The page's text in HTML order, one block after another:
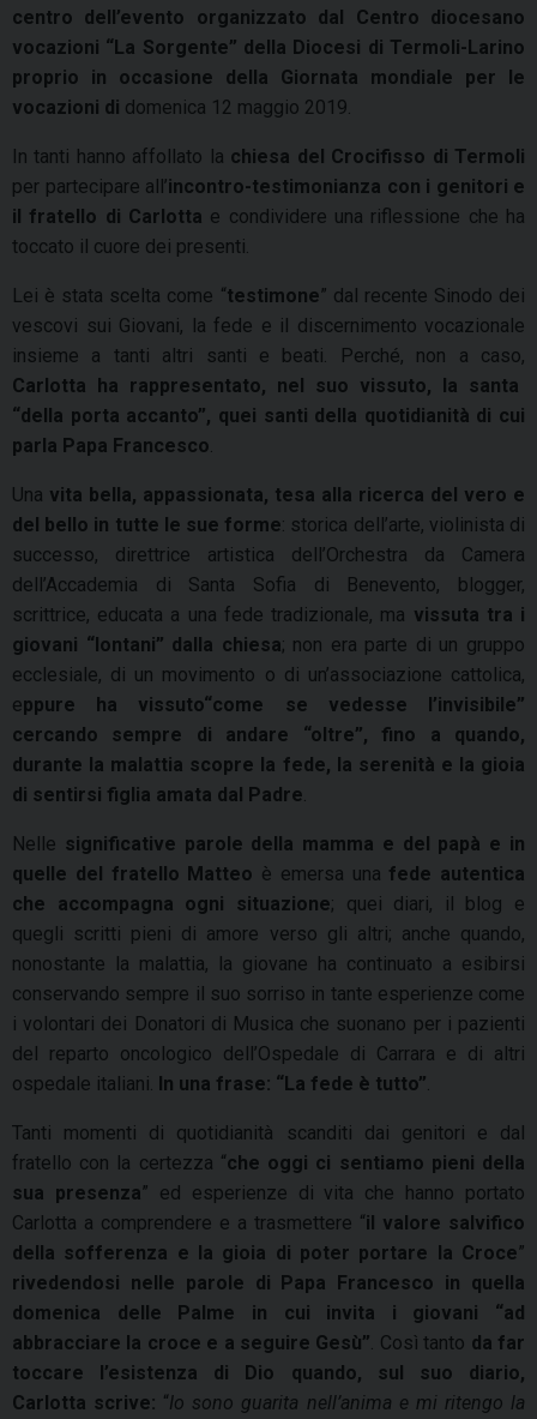
centro dell’evento organizzato dal Centro diocesano
vocazioni “La Sorgente” della Diocesi di Termoli-Larino
proprio in occasione della Giornata mondiale per le
vocazioni di domenica 12 maggio 2019.
In tanti hanno affollato la chiesa del Crocifisso di Termoli
per partecipare all’incontro-testimonianza con i genitori e
il fratello di Carlotta e condividere una riflessione che ha
toccato il cuore dei presenti.
Lei è stata scelta come “testimone” dal recente Sinodo dei
vescovi sui Giovani, la fede e il discernimento vocazionale
insieme a tanti altri santi e beati. Perché, non a caso,
Carlotta ha rappresentato, nel suo vissuto, la santa
“della porta accanto”, quei santi della quotidianità di cui
parla Papa Francesco.
Una vita bella, appassionata, tesa alla ricerca del vero e
del bello in tutte le sue forme: storica dell’arte, violinista di
successo, direttrice artistica dell’Orchestra da Camera
dell’Accademia di Santa Sofia di Benevento, blogger,
scrittrice, educata a una fede tradizionale, ma vissuta tra i
giovani “lontani” dalla chiesa; non era parte di un gruppo
ecclesiale, di un movimento o di un’associazione cattolica,
eppure ha vissuto“come se vedesse l’invisibile”
cercando sempre di andare “oltre”, fino a quando,
durante la malattia scopre la fede, la serenità e la gioia
di sentirsi figlia amata dal Padre.
Nelle significative parole della mamma e del papà e in
quelle del fratello Matteo è emersa una fede autentica
che accompagna ogni situazione; quei diari, il blog e
quegli scritti pieni di amore verso gli altri; anche quando,
nonostante la malattia, la giovane ha continuato a esibirsi
conservando sempre il suo sorriso in tante esperienze come
i volontari dei Donatori di Musica che suonano per i pazienti
del reparto oncologico dell’Ospedale di Carrara e di altri
ospedale italiani. In una frase: “La fede è tutto”.
Tanti momenti di quotidianità scanditi dai genitori e dal
fratello con la certezza “che oggi ci sentiamo pieni della
sua presenza” ed esperienze di vita che hanno portato
Carlotta a comprendere e a trasmettere “il valore salvifico
della sofferenza e la gioia di poter portare la Croce”
rivedendosi nelle parole di Papa Francesco in quella
domenica delle Palme in cui invita i giovani “ad
abbracciare la croce e a seguire Gesù”. Così tanto da far
toccare l’esistenza di Dio quando, sul suo diario,
Carlotta scrive: “Io sono guarita nell’anima e mi ritengo la